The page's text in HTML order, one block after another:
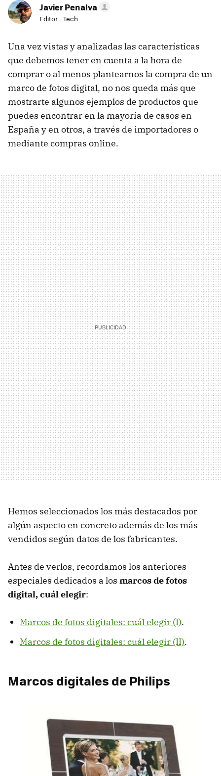
Javier Penalva
Editor - Tech
Una vez vistas y analizadas las características
que debemos tener en cuenta a la hora de
comprar o al menos plantearnos la compra de un
marco de fotos digital, no nos queda más que
mostrarte algunos ejemplos de productos que
puedes encontrar en la mayoría de casos en
España y en otros, a través de importadores o
mediante compras online.
Hemos seleccionados los más destacados por
algún aspecto en concreto además de los más
vendidos según datos de los fabricantes.
Antes de verlos, recordamos los anteriores
especiales dedicados a los marcos de fotos
digital, cuál elegir:
Marcos de fotos digitales: cuál elegir (I).
Marcos de fotos digitales: cuál elegir (II).
Marcos digitales de Philips